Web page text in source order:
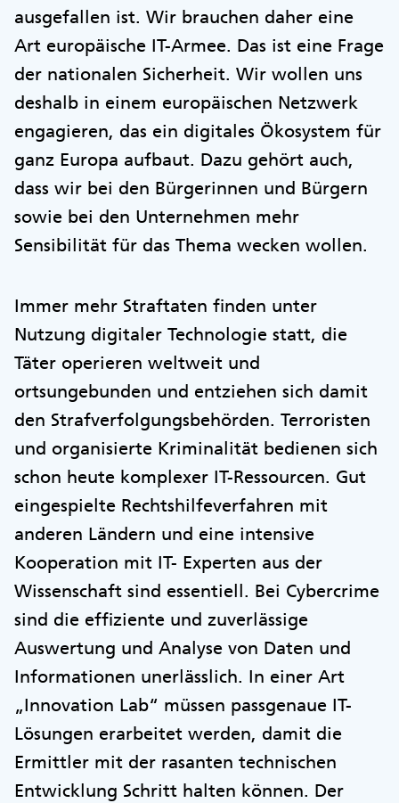
ausgefallen ist. Wir brauchen daher eine
Art europäische IT-Armee. Das ist eine Frage
der nationalen Sicherheit. Wir wollen uns
deshalb in einem europäischen Netzwerk
engagieren, das ein digitales Ökosystem für
ganz Europa aufbaut. Dazu gehört auch,
dass wir bei den Bürgerinnen und Bürgern
sowie bei den Unternehmen mehr
Sensibilität für das Thema wecken wollen.
Immer mehr Straftaten finden unter
Nutzung digitaler Technologie statt, die
Täter operieren weltweit und
ortsungebunden und entziehen sich damit
den Strafverfolgungsbehörden. Terroristen
und organisierte Kriminalität bedienen sich
schon heute komplexer IT-Ressourcen. Gut
eingespielte Rechtshilfeverfahren mit
anderen Ländern und eine intensive
Kooperation mit IT- Experten aus der
Wissenschaft sind essentiell. Bei Cybercrime
sind die effiziente und zuverlässige
Auswertung und Analyse von Daten und
Informationen unerlässlich. In einer Art
„Innovation Lab“ müssen passgenaue IT-
Lösungen erarbeitet werden, damit die
Ermittler mit der rasanten technischen
Entwicklung Schritt halten können. Der